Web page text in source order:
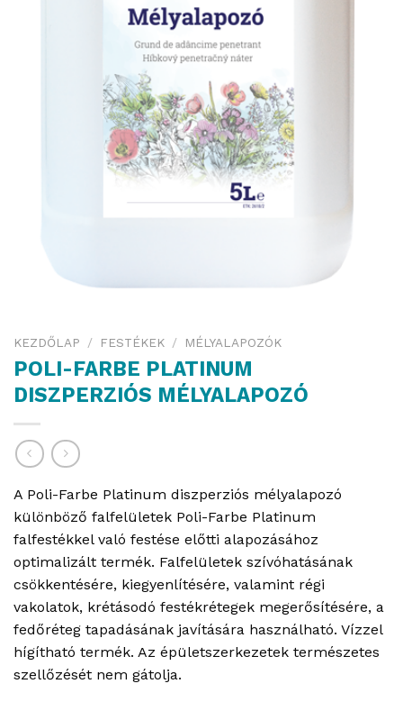
KEZDŐLAP / FESTÉKEK / MÉLYALAPOZÓK
POLI-FARBE PLATINUM
DISZPERZIÓS MÉLYALAPOZÓ
A Poli-Farbe Platinum diszperziós mélyalapozó
különböző falfelületek Poli-Farbe Platinum
falfestékkel való festése előtti alapozásához
optimalizált termék. Falfelületek szívóhatásának
csökkentésére, kiegyenlítésére, valamint régi
vakolatok, krétásodó festékrétegek megerősítésére, a
fedőréteg tapadásának javítására használható. Vízzel
hígítható termék. Az épületszerkezetek természetes
szellőzését nem gátolja.